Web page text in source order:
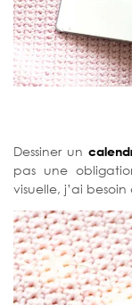
Dessiner un
pas une
visuelle, j’ai